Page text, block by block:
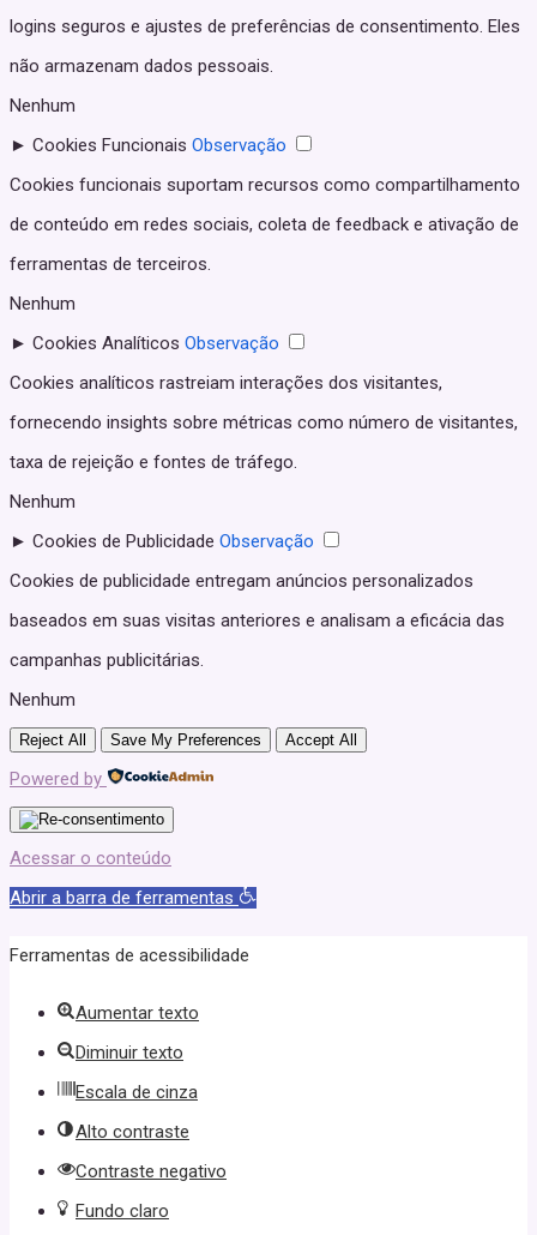
logins seguros e ajustes de preferências de consentimento. Eles
não armazenam dados pessoais.
Nenhum
► Cookies Funcionais Observação
Cookies funcionais suportam recursos como compartilhamento
de conteúdo em redes sociais, coleta de feedback e ativação de
ferramentas de terceiros.
Nenhum
► Cookies Analíticos Observação
Cookies analíticos rastreiam interações dos visitantes,
fornecendo insights sobre métricas como número de visitantes,
taxa de rejeição e fontes de tráfego.
Nenhum
► Cookies de Publicidade Observação
Cookies de publicidade entregam anúncios personalizados
baseados em suas visitas anteriores e analisam a eficácia das
campanhas publicitárias.
Nenhum
Reject All Save My Preferences Accept All
Powered by
Acessar o conteúdo
Abrir a barra de ferramentas
Ferramentas de acessibilidade
Aumentar texto
Diminuir texto
Escala de cinza
Alto contraste
Contraste negativo
Fundo claro